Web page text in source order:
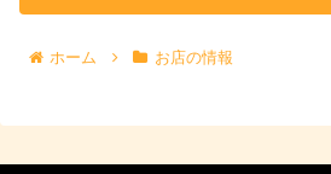
ホーム お店の情報